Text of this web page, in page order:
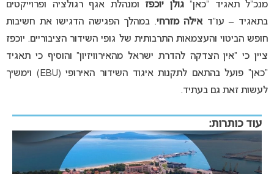
מנכ”ל תאגיד “כאן”גולן יוכפז ומנהלת אגף רגולציה ופרוייקטים
בתאגיד – עו”ד אילה מזרחי. במהלך הפגישה הדגישו את חשיבות
חופש הביטוי והעצמאות התרבותית של גופי השידור הציבוריים. יוכפז
ציין כי “אין הצדקה להדרת ישראל מהאירוויזיון” והוסיף כי תאגיד
“כאן” פועל בהתאם לתקנות איגוד השידור האירופי (EBU) וימשיך
לעשות זאת גם בעתיד.
עוד כותרות: